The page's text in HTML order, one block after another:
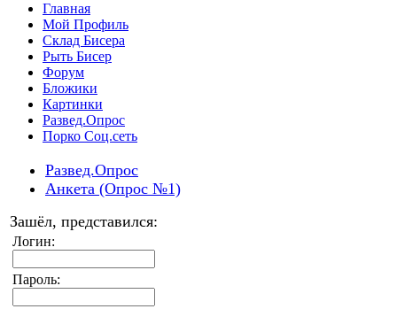
Главная
Мой Профиль
Склад Бисера
Рыть Бисер
Форум
Бложики
Картинки
Развед.Опрос
Порко Соц.сеть
Развед.Опрос
Анкета (Опрос №1)
Зашёл, представился:
Логин:
Пароль: